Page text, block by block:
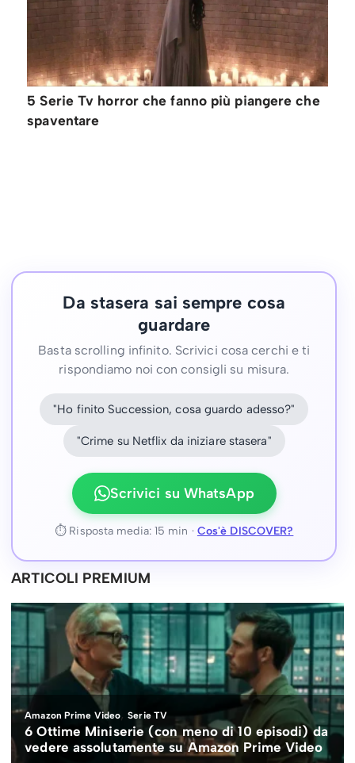
5 Serie Tv horror che fanno più piangere che
spaventare
Da stasera sai sempre cosa
guardare
Basta scrolling infinito. Scrivici cosa cerchi e ti
rispondiamo noi con consigli su misura.
"Ho finito Succession, cosa guardo adesso?"
"Crime su Netflix da iniziare stasera"
Scrivici su WhatsApp
⏱ Risposta media: 15 min · Cos'è DISCOVER?
ARTICOLI PREMIUM